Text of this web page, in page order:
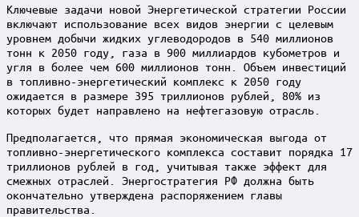
Ключевые задачи новой Энергетической стратегии России
включают использование всех видов энергии с целевым
уровнем добычи жидких углеводородов в 540 миллионов
тонн к 2050 году, газа в 900 миллиардов кубометров и
угля в более чем 600 миллионов тонн. Объем инвестиций
в топливно-энергетический комплекс к 2050 году
ожидается в размере 395 триллионов рублей, 80% из
которых будет направлено на нефтегазовую отрасль.
Предполагается, что прямая экономическая выгода от
топливно-энергетического комплекса составит порядка 17
триллионов рублей в год, учитывая также эффект для
смежных отраслей. Энергостратегия РФ должна быть
окончательно утверждена распоряжением главы
правительства.